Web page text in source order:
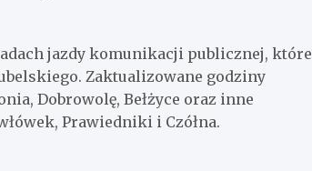
jazdy komunikacji publicznej, które
Zaktualizowane godziny
Dobrowolę, Bełżyce oraz inne
Prawiedniki i Czółna.